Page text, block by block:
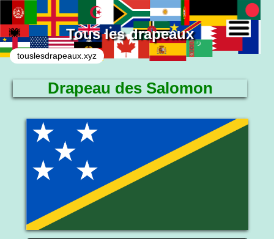
Tous les drapeaux
touslesdrapeaux.xyz
Drapeau des Salomon
Le drapeau national